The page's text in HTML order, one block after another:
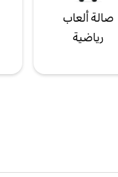
صالة ألعاب
رياضية